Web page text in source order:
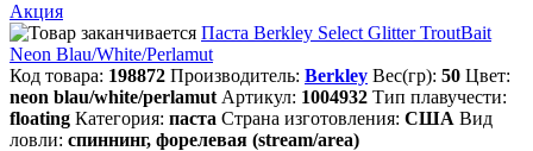
Акция
Паста Berkley Select Glitter TroutBait
Neon Blau/White/Perlamut
Код товара: 198872 Производитель: Berkley Вес(гр): 50 Цвет:
neon blau/white/perlamut Артикул: 1004932 Тип плавучести:
floating Категория: паста Страна изготовления: США Вид
ловли: спиннинг, форелевая (stream/area)